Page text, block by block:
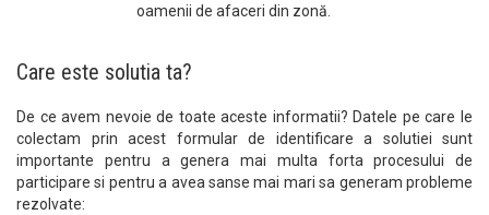
oamenii de afaceri din zonă.
Care este solutia ta?
De ce avem nevoie de toate aceste informatii? Datele pe care le
colectam prin acest formular de identificare a solutiei sunt
importante pentru a genera mai multa forta procesului de
participare si pentru a avea sanse mai mari sa generam probleme
rezolvate: